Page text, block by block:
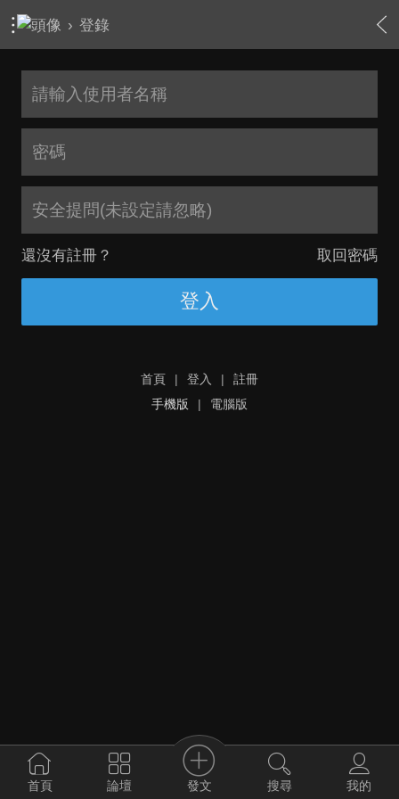
› 登錄
安全提問(未設定請忽略)
還沒有註冊？ 取回密碼
登入
首頁 | 登入 |
註冊
手機版
| 電腦版
首頁 論壇 發文 搜尋 我的